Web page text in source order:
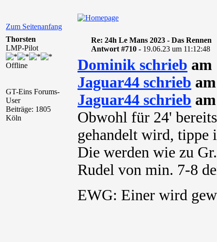
Zum Seitenanfang
Thorsten
LMP-Pilot
Offline
GT-Eins Forums-
User
Beiträge: 1805
Köln
Re: 24h Le Mans 2023 - Das Rennen
Antwort #710 - 19.06.23 um 11:12:48
Dominik schrieb am
Jaguar44 schrieb
Jaguar44 schrieb
Obwohl für 24'
gehandelt wird, tippe
Die werden wie zu
Rudel von min. 7-8
EWG: Einer wird